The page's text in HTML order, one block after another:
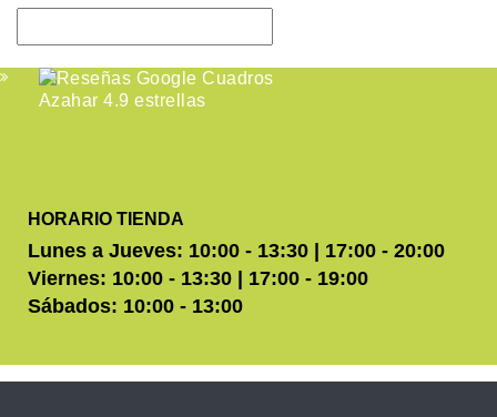
HORARIO TIENDA
Lunes a Jueves: 10:00 - 13:30 | 17:00 - 20:00
Viernes: 10:00 - 13:30 | 17:00 - 19:00
Sábados: 10:00 - 13:00